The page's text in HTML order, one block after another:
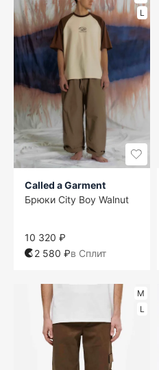
L
Called a Garment
Брюки City Boy Walnut
10 320 ₽
2 580 ₽в Сплит
M
L